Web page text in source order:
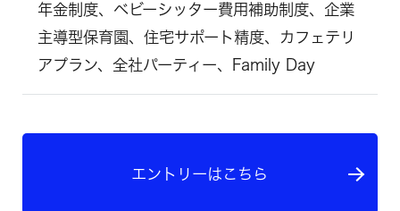
年金制度、ベビーシッター費用補助制度、企業
主導型保育園、住宅サポート精度、カフェテリ
アプラン、全社パーティー、Family Day
エントリーはこちら